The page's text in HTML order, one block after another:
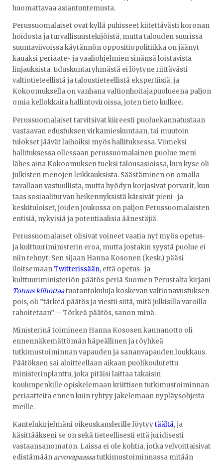
huomattavaa asiantuntemusta.
Perussuomalaiset ovat kyllä puhisseet kiitettävästi koronan
hoidosta ja turvallisuustekijöistä, mutta talouden suurissa
suuntaviivoissa käytännön oppositiopolitiikka on jäänyt
kauaksi periaate- ja vaaliohjelmien sinänsä loistavista
linjauksista. Eduskuntaryhmästä ei löytyne riittävästi
valtiotieteellistä ja taloustieteellistä ekspertiisiä, ja
Kokoomuksella on vanhana valtionhoitajapuolueena paljon
omia kellokkaita hallintoviroissa, joten tieto kulkee.
Perussuomalaiset tarvitsivat kiireesti puoluekannatustaan
vastaavan edustuksen virkamieskuntaan, tai muutoin
tulokset jäävät laihoiksi myös hallituksessa. Viimeksi
hallituksessa ollessaan perussuomalainen puolue meni
lähes aina Kokoomuksen tueksi talousasioissa, kun kyse oli
julkisten menojen leikkauksista. Säästäminen on omalla
tavallaan vastuullista, mutta hyödyn korjasivat porvarit, kun
taas sosiaaliturvan heikennyksistä kärsivät pieni- ja
keskituloiset, joiden joukossa on paljon Perussuomalaisten
entisiä, nykyisiä ja potentiaalisia äänestäjiä.
Perussuomalaiset olisivat voineet vaatia nyt myös opetus-
ja kulttuuriministerin eroa, mutta jostakin syystä puolue ei
niin tehnyt. Sen sijaan Hanna Kosonen (kesk.) pääsi
iloitsemaanTwitterissään, että opetus- ja
kulttuuriministeriön päätös periä Suomen Perustalta kirjani
Totuus kiihottaatuotantokuluja koskevan valtionavustuksen
pois, oli ”tärkeä päätös ja viestii siitä, mitä julkisilla varoilla
rahoitetaan”. – Törkeä päätös, sanon minä.
Ministerinä toimineen Hanna Kososen kannanotto oli
ennennäkemättömän häpeällinen ja röyhkeä
tutkimustoiminnan vapauden ja sananvapauden loukkaus.
Päätöksen sai aloitteellaan aikaan puolikoulutettu
ministerinplanttu, joka pitäisi laittaa takaisin
koulunpenkille opiskelemaan kriittisen tutkimustoiminnan
periaatteita ennen kuin ryhtyy jakelemaan nypläysohjeita
meille.
Kantelukirjelmäni oikeuskanslerille löytyytäältä, ja
käsittääkseni se on sekä tieteellisesti että juridisesti
vastaansanomaton. Laissa ei ole kohtia, jotka velvoittaisivat
edistämäänarvovapaassatutkimustoiminnassa mitään